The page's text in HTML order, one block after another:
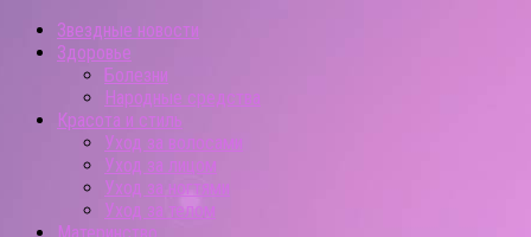
Звездные новости
Здоровье
Болезни
Народные средства
Красота и стиль
Уход за волосами
Уход за лицом
Уход за ногтями
Уход за телом